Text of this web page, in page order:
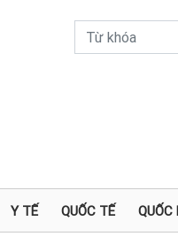
Y TẾ QUỐC TẾ QUỐC